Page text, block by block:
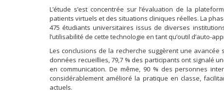
L’étude s’est concentrée sur l’évaluation de la
patients virtuels et des situations cliniques réelles. La
475 étudiants universitaires issus de diverses
l’utilisabilité de cette technologie en tant qu’outil d’auto-
Les conclusions de la recherche suggèrent une
données recueillies, 79,7 % des participants ont signalé
en communication. De même, 90 % des personnes
considérablement amélioré la pratique en classe,
actuels.